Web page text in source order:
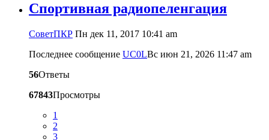
Cпортивная радиопеленгация
CоветПКР Пн дек 11, 2017 10:41 am
Последнее сообщение UC0LВс июн 21, 2026 11:47 am
56Ответы
67843Просмотры
1
2
3